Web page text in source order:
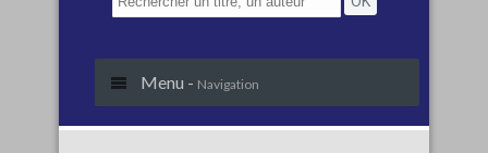
Menu - Navigation